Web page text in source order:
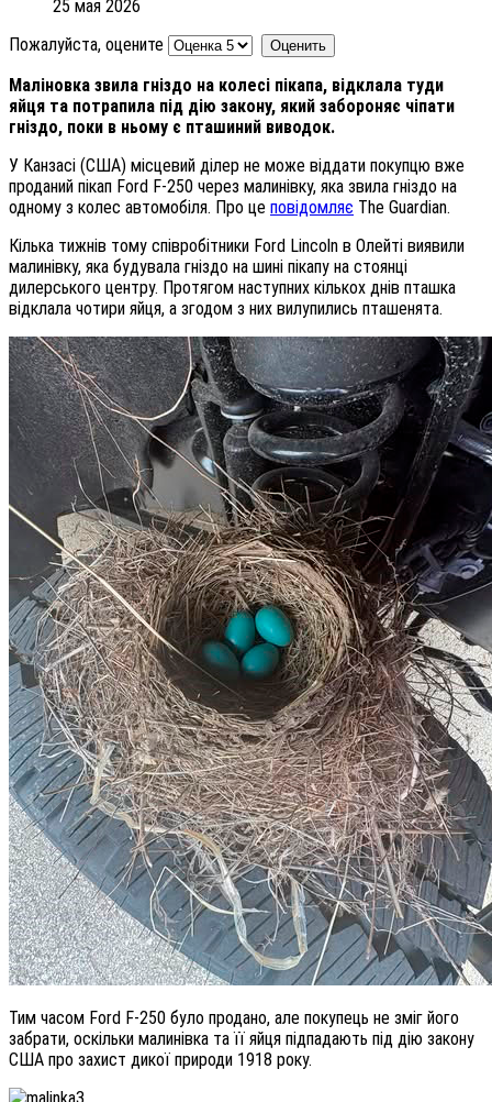
25 мая 2026
Пожалуйста, оцените
Маліновка звила гніздо на колесі пікапа, відклала туди
яйця та потрапила під дію закону, який забороняє чіпати
гніздо, поки в ньому є пташиний виводок.
У Канзасі (США) місцевий ділер не може віддати покупцю вже
проданий пікап Ford F-250 через малинівку, яка звила гніздо на
одному з колес автомобіля. Про це повідомляє The Guardian.
Кілька тижнів тому співробітники Ford Lincoln в Олейті виявили
малинівку, яка будувала гніздо на шині пікапу на стоянці
дилерського центру. Протягом наступних кількох днів пташка
відклала чотири яйця, а згодом з них вилупились пташенята.
Тим часом Ford F-250 було продано, але покупець не зміг його
забрати, оскільки малинівка та її яйця підпадають під дію закону
США про захист дикої природи 1918 року.